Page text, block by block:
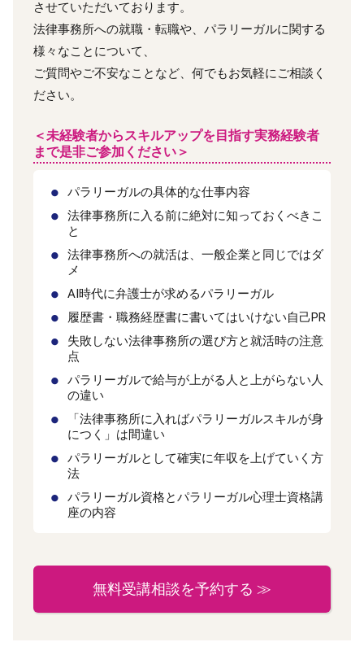
させていただいております。
法律事務所への就職・転職や、パラリーガルに関する
様々なことについて、
ご質問やご不安なことなど、何でもお気軽にご相談く
ださい。
＜未経験者からスキルアップを目指す実務経験者
まで是非ご参加ください＞
パラリーガルの具体的な仕事内容
法律事務所に入る前に絶対に知っておくべきこ
と
法律事務所への就活は、一般企業と同じではダ
メ
AI時代に弁護士が求めるパラリーガル
履歴書・職務経歴書に書いてはいけない自己PR
失敗しない法律事務所の選び方と就活時の注意
点
パラリーガルで給与が上がる人と上がらない人
の違い
「法律事務所に入ればパラリーガルスキルが身
につく」は間違い
パラリーガルとして確実に年収を上げていく方
法
パラリーガル資格とパラリーガル心理士資格講
座の内容
無料受講相談を予約する ≫